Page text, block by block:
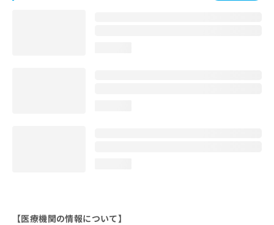
【医療機関の情報について】